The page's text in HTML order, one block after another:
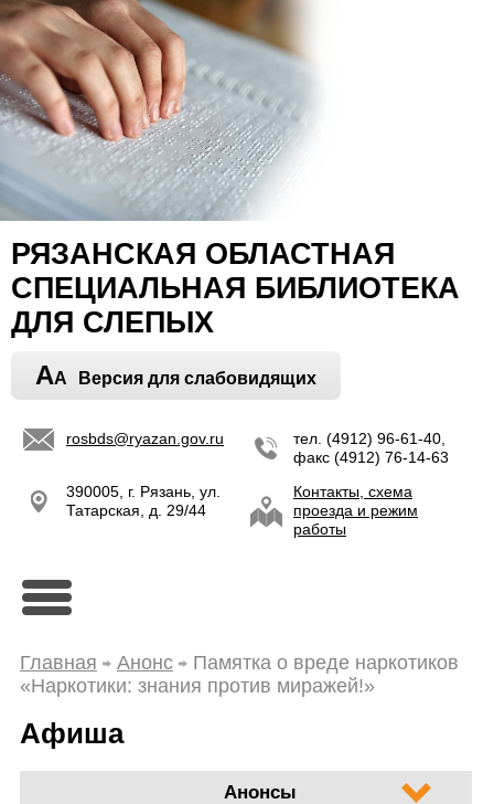
РЯЗАНСКАЯ ОБЛАСТНАЯ
СПЕЦИАЛЬНАЯ БИБЛИОТЕКА
ДЛЯ СЛЕПЫХ
AA Версия для слабовидящих
rosbds@ryazan.gov.ru
тел. (4912) 96-61-40,
факс (4912) 76-14-63
390005, г. Рязань, ул.
Татарская, д. 29/44
Контакты, схема
проезда и режим
работы
Главная Анонс
Памятка о вреде наркотиков
«Наркотики: знания против миражей!»
Афиша
Анонсы